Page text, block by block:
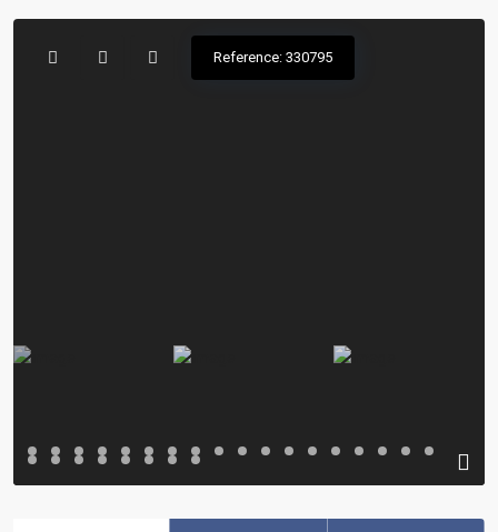
Reference: 330795